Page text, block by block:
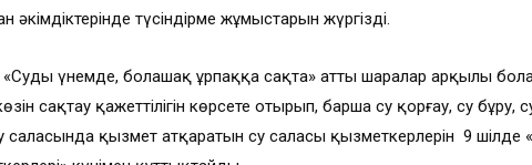
түсіндірме жұмыстарын жүргізді.
үнемде, болашақ ұрпаққа сақта» атты шаралар арқылы
сақтау қажеттілігін көрсете отырып, барша су қорғау, су бұру,
саласында қызмет атқаратын су саласы қызметкерлерін 9 шілде